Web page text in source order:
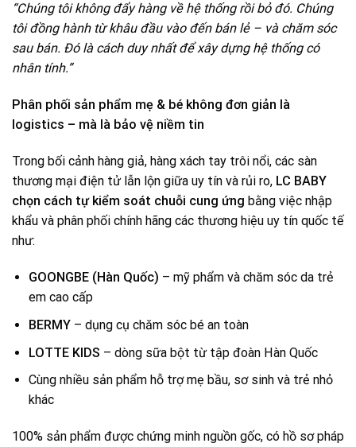
“Chúng tôi không đẩy hàng về hệ thống rồi bỏ đó. Chúng
tôi đồng hành từ khâu đầu vào đến bán lẻ – và chăm sóc
sau bán. Đó là cách duy nhất để xây dựng hệ thống có
nhân tính.”
Phân phối sản phẩm mẹ & bé không đơn giản là
logistics – mà là bảo vệ niềm tin
Trong bối cảnh hàng giả, hàng xách tay trôi nổi, các sàn
thương mại điện tử lẫn lộn giữa uy tín và rủi ro, LC BABY
chọn cách tự kiểm soát chuỗi cung ứng bằng việc nhập
khẩu và phân phối chính hãng các thương hiệu uy tín quốc tế
như:
GOONGBE (Hàn Quốc) – mỹ phẩm và chăm sóc da trẻ
em cao cấp
BERMY – dụng cụ chăm sóc bé an toàn
LOTTE KIDS – dòng sữa bột từ tập đoàn Hàn Quốc
Cùng nhiều sản phẩm hỗ trợ mẹ bầu, sơ sinh và trẻ nhỏ
khác
100% sản phẩm được chứng minh nguồn gốc, có hồ sơ pháp